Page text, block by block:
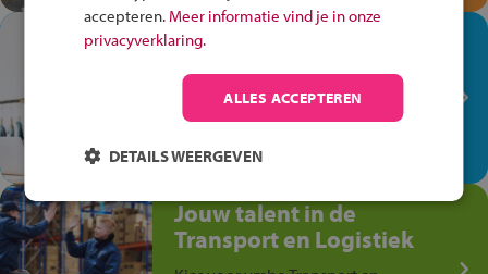
In de winkel ben je op je
plek!
Ontdek via het vmbo jouw talent
op de winkelvloer, waar elke dag
anders is!
Jouw talent in de
Transport en Logistiek
accepteren. Meer informatie vind je in onze
privacyverklaring.
ALLES ACCEPTEREN
DETAILS WEERGEVEN